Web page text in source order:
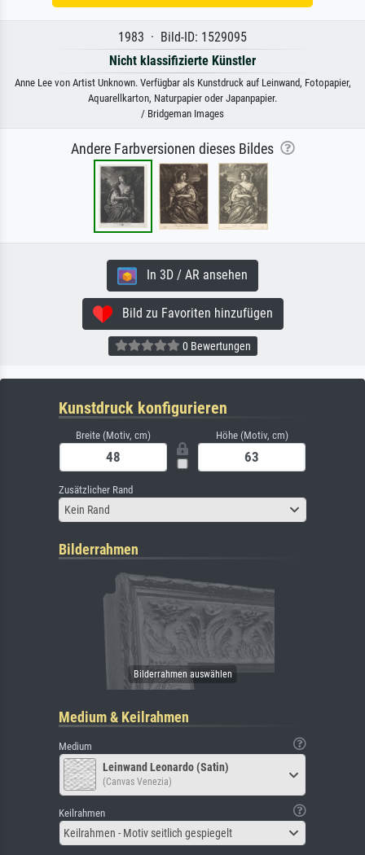
1983 · Bild-ID: 1529095
Nicht klassifizierte Künstler
Anne Lee von Artist Unknown. Verfügbar als Kunstdruck auf Leinwand, Fotopapier,
Aquarellkarton, Naturpapier oder Japanpapier.
/ Bridgeman Images
Andere Farbversionen dieses Bildes
In 3D / AR ansehen
Bild zu Favoriten hinzufügen
0 Bewertungen
Kunstdruck konfigurieren
Breite (Motiv, cm) Höhe (Motiv, cm)
Zusätzlicher Rand
Kein Rand
Bilderrahmen
Medium & Keilrahmen
Medium
Leinwand Leonardo (Satin)
(Canvas Venezia)
Keilrahmen
Keilrahmen - Motiv seitlich gespiegelt